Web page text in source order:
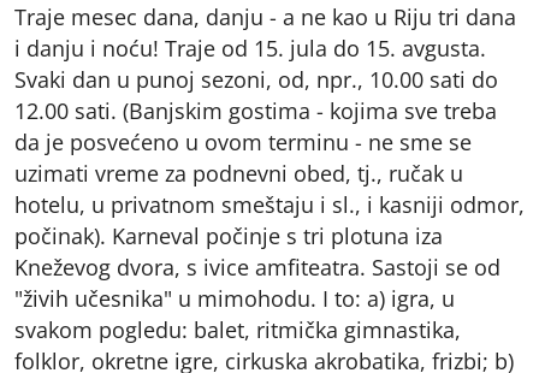
Traje mesec dana, danju - a ne kao u Riju tri dana
i danju i noću! Traje od 15. jula do 15. avgusta.
Svaki dan u punoj sezoni, od, npr., 10.00 sati do
12.00 sati. (Banjskim gostima - kojima sve treba
da je posvećeno u ovom terminu - ne sme se
uzimati vreme za podnevni obed, tj., ručak u
hotelu, u privatnom smeštaju i sl., i kasniji odmor,
počinak). Karneval počinje s tri plotuna iza
Kneževog dvora, s ivice amfiteatra. Sastoji se od
"živih učesnika" u mimohodu. I to: a) igra, u
svakom pogledu: balet, ritmička gimnastika,
folklor, okretne igre, cirkuska akrobatika, frizbi; b)